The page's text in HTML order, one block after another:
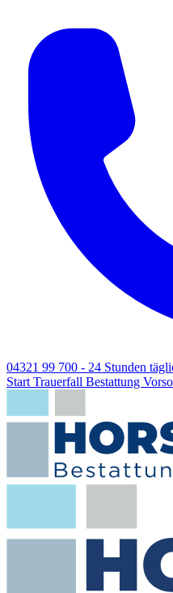
04321 99 700 - 24 Stunden
Start Trauerfall Bestattung